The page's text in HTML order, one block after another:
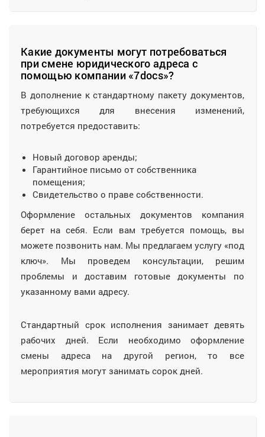
Какие документы могут потребоваться
при смене юридического адреса с
помощью компании «7docs»?
В дополнение к стандартному пакету документов,
требующихся для внесения изменений,
потребуется предоставить:
Новый договор аренды;
Гарантийное письмо от собственника
помещения;
Свидетельство о праве собственности.
Оформление остальных документов компания
берет на себя. Если вам требуется помощь, вы
можете позвонить нам. Мы предлагаем услугу «под
ключ». Мы проведем консультации, решим
проблемы и доставим готовые документы по
указанному вами адресу.
Стандартный срок исполнения занимает девять
рабочих дней. Если необходимо оформление
смены адреса на другой регион, то все
мероприятия могут занимать сорок дней.